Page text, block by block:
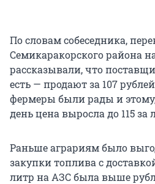
По словам собеседника,
Семикаракорского района
рассказывали, что
есть — продают за 107
фермеры были рады и
день цена выросла до 115 за
Раньше аграриям было
закупки топлива с
литр на АЗС была выше